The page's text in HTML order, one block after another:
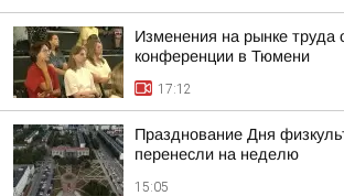
Изменения на рынке труда
конференции в Тюмени
17:12
Празднование Дня
перенесли на неделю
15:05